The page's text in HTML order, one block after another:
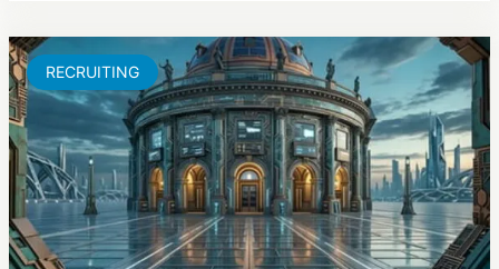
RECRUITING